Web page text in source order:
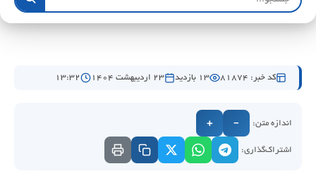
کد خبر: 81874 13 بازدید ۲۳ اردیبهشت ۱۴۰۴ ۱۳:۳۲
اندازه متن: −
+
اشتراک‌گذاری: